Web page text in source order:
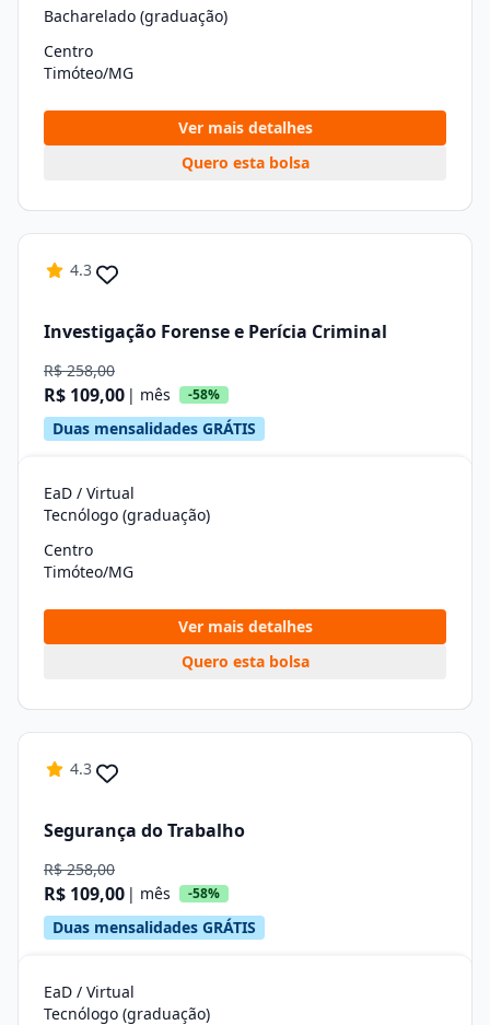
Bacharelado (graduação)
Centro
Timóteo/MG
Ver mais detalhes
Quero esta bolsa
4.3
Investigação Forense e Perícia Criminal
R$ 258,00
R$ 109,00 | mês -58%
Duas mensalidades GRÁTIS
EaD / Virtual
Tecnólogo (graduação)
Centro
Timóteo/MG
Ver mais detalhes
Quero esta bolsa
4.3
Segurança do Trabalho
R$ 258,00
R$ 109,00 | mês -58%
Duas mensalidades GRÁTIS
EaD / Virtual
Tecnólogo (graduação)